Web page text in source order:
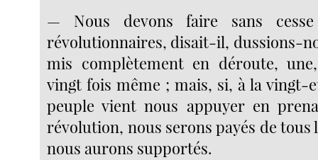
— Nous devons faire sans
révolutionnaires, disait-il, dussions-
mis complètement en déroute,
vingt fois même ; mais, si, à la vingt-
peuple vient nous appuyer en
révolution, nous serons payés de tous
nous aurons supportés.